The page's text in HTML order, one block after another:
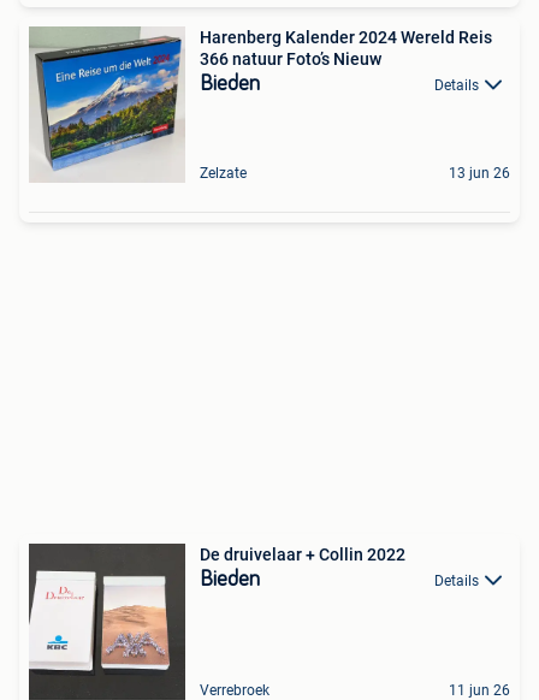
Harenberg Kalender 2024 Wereld Reis
366 natuur Foto’s Nieuw
Bieden Details
Zelzate 13 jun 26
De druivelaar + Collin 2022
Bieden Details
Verrebroek 11 jun 26